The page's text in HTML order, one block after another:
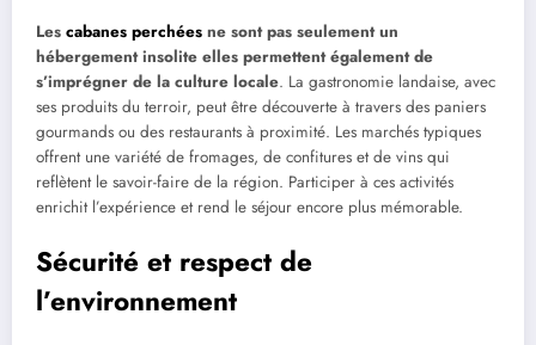
Les cabanes perchées ne sont pas seulement un
hébergement insolite elles permettent également de
s’imprégner de la culture locale. La gastronomie landaise, avec
ses produits du terroir, peut être découverte à travers des paniers
gourmands ou des restaurants à proximité. Les marchés typiques
offrent une variété de fromages, de confitures et de vins qui
reflètent le savoir-faire de la région. Participer à ces activités
enrichit l’expérience et rend le séjour encore plus mémorable.
Sécurité et respect de
l’environnement